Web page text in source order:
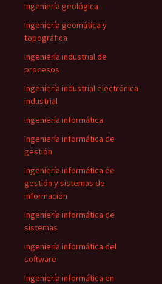
Ingeniería geológica
Ingeniería geomática y
topográfica
Ingeniería industrial de
procesos
Ingeniería industrial electrónica
industrial
Ingeniería informática
Ingeniería informática de
gestión
Ingeniería informática de
gestión y sistemas de
información
Ingeniería informática de
sistemas
Ingeniería informática del
software
Ingeniería informática en